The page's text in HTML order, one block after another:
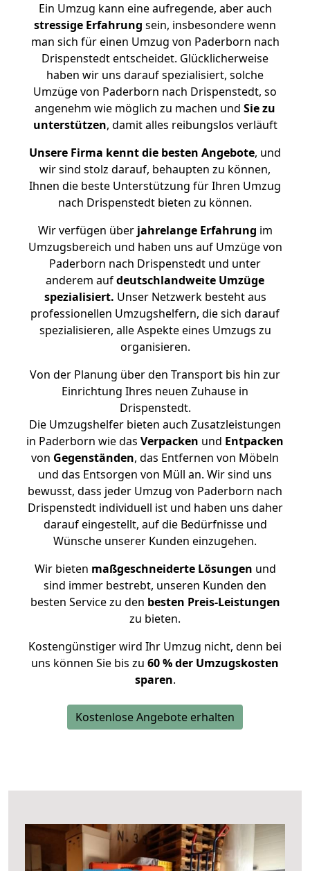
Ein Umzug kann eine aufregende, aber auch
stressige Erfahrung sein, insbesondere wenn
man sich für einen Umzug von Paderborn nach
Drispenstedt entscheidet. Glücklicherweise
haben wir uns darauf spezialisiert, solche
Umzüge von Paderborn nach Drispenstedt, so
angenehm wie möglich zu machen und Sie zu
unterstützen, damit alles reibungslos verläuft
Unsere Firma kennt die besten Angebote, und
wir sind stolz darauf, behaupten zu können,
Ihnen die beste Unterstützung für Ihren Umzug
nach Drispenstedt bieten zu können.
Wir verfügen überjahrelange Erfahrung im
Umzugsbereich und haben uns auf Umzüge von
Paderborn nach Drispenstedt und unter
anderem aufdeutschlandweite Umzüge
spezialisiert. Unser Netzwerk besteht aus
professionellen Umzugshelfern, die sich darauf
spezialisieren, alle Aspekte eines Umzugs zu
organisieren.
Von der Planung über den Transport bis hin zur
Einrichtung Ihres neuen Zuhause in
Drispenstedt.
Die Umzugshelfer bieten auch Zusatzleistungen
in Paderborn wie das Verpacken und Entpacken
von Gegenständen, das Entfernen von Möbeln
und das Entsorgen von Müll an. Wir sind uns
bewusst, dass jeder Umzug von Paderborn nach
Drispenstedt individuell ist und haben uns daher
darauf eingestellt, auf die Bedürfnisse und
Wünsche unserer Kunden einzugehen.
Wir bieten maßgeschneiderte Lösungen und
sind immer bestrebt, unseren Kunden den
besten Service zu den besten Preis-Leistungen
zu bieten.
Kostengünstiger wird Ihr Umzug nicht, denn bei
uns können Sie bis zu 60 % der Umzugskosten
sparen.
Kostenlose Angebote erhalten